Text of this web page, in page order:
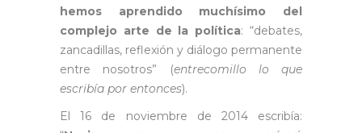
hemos aprendido muchísimo del
complejo arte de la política: “debates,
zancadillas, reflexión y diálogo permanente
entre nosotros” (entrecomillo lo que
escribía por entonces).
El 16 de noviembre de 2014 escribía: